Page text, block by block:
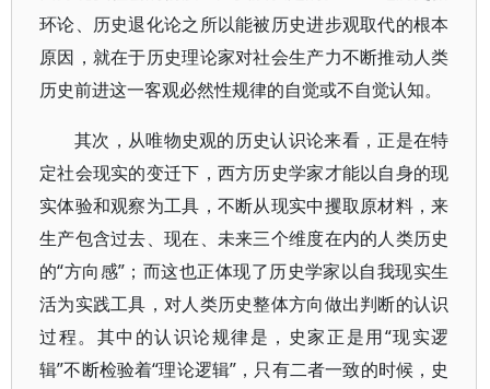
环论、历史退化论之所以能被历史进步观取代的根本
原因，就在于历史理论家对社会生产力不断推动人类
历史前进这一客观必然性规律的自觉或不自觉认知。
其次，从唯物史观的历史认识论来看，正是在特
定社会现实的变迁下，西方历史学家才能以自身的现
实体验和观察为工具，不断从现实中攫取原材料，来
生产包含过去、现在、未来三个维度在内的人类历史
的“方向感”；而这也正体现了历史学家以自我现实生
活为实践工具，对人类历史整体方向做出判断的认识
过程。其中的认识论规律是，史家正是用“现实逻
辑”不断检验着“理论逻辑”，只有二者一致的时候，史